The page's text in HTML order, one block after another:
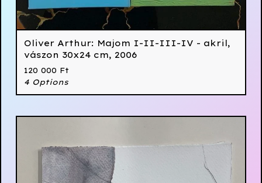
Oliver Arthur: Majom I-II-III-IV - akril,
vászon 30x24 cm, 2006
120 000 Ft
4 Options